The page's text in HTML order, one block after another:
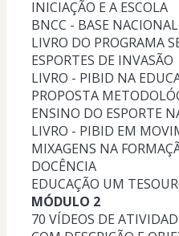
INICIAÇÃO E A ESCOLA
BNCC - BASE
LIVRO DO PROGRAMA
ESPORTES DE INVASÃO
LIVRO - PIBID NA
PROPOSTA
ENSINO DO ESPORTE
LIVRO - PIBID EM
MIXAGENS NA
DOCÊNCIA
EDUCAÇÃO UM
MÓDULO 2
70 VÍDEOS DE